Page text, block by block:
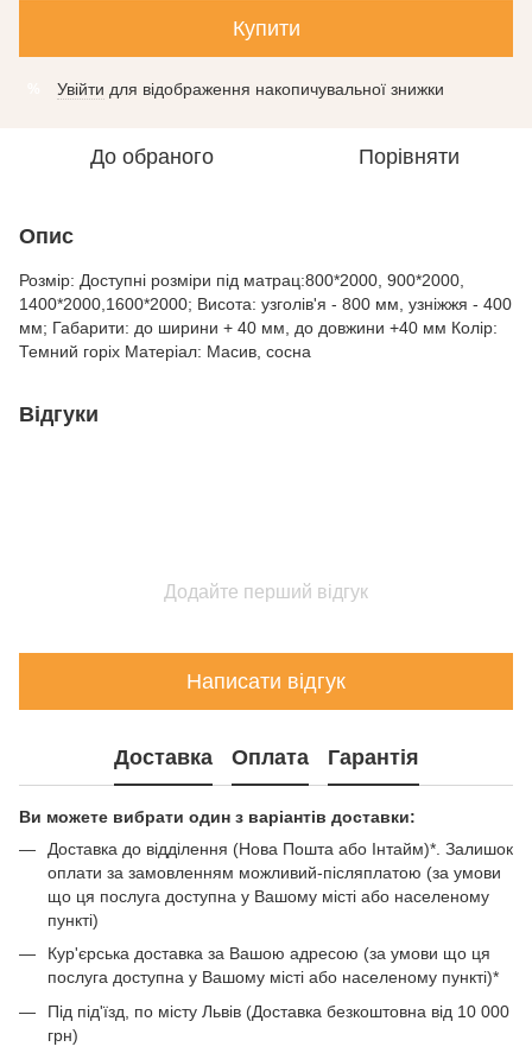
Купити
Увійти для відображення накопичувальної знижки
До обраного Порівняти
Опис
Розмір: Доступні розміри під матрац:800*2000, 900*2000,
1400*2000,1600*2000; Висота: узголів'я - 800 мм, узніжжя - 400
мм; Габарити: до ширини + 40 мм, до довжини +40 мм Колір:
Темний горіх Матеріал: Масив, сосна
Відгуки
Додайте перший відгук
Написати відгук
Доставка Оплата Гарантія
Ви можете вибрати один з варіантів доставки:
Доставка до відділення (Нова Пошта або Інтайм)*. Залишок
оплати за замовленням можливий-післяплатою (за умови
що ця послуга доступна у Вашому місті або населеному
пункті)
Кур'єрська доставка за Вашою адресою (за умови що ця
послуга доступна у Вашому місті або населеному пункті)*
Під під'їзд, по місту Львів (Доставка безкоштовна від 10 000
грн)